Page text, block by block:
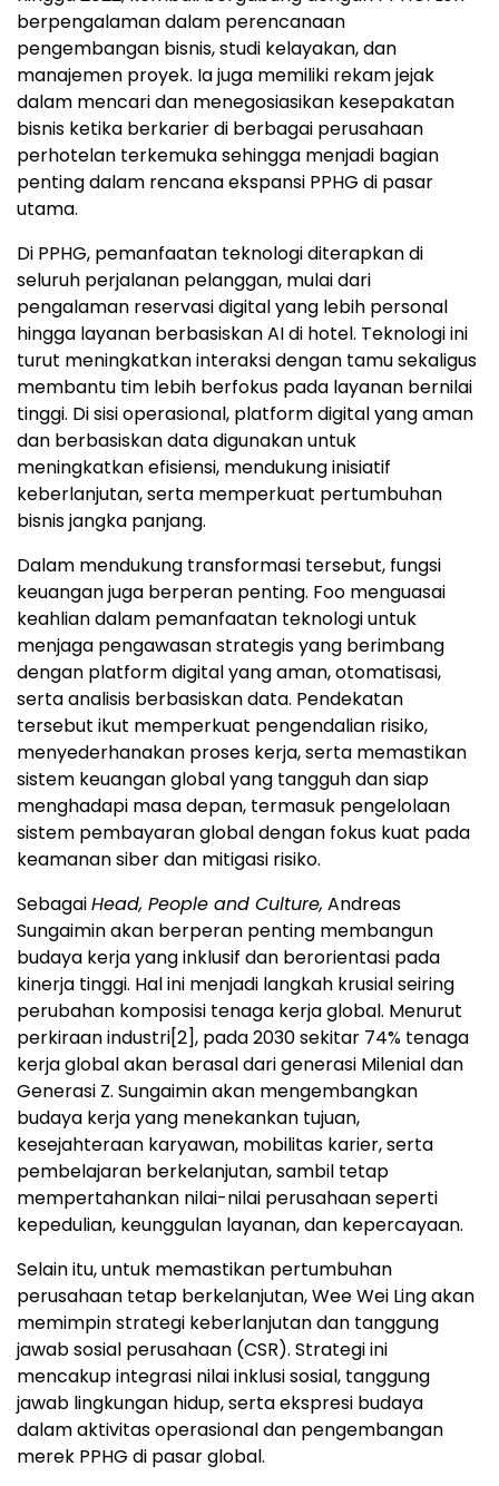
berpengalaman dalam perencanaan
pengembangan bisnis, studi kelayakan, dan
manajemen proyek. Ia juga memiliki rekam jejak
dalam mencari dan menegosiasikan kesepakatan
bisnis ketika berkarier di berbagai perusahaan
perhotelan terkemuka sehingga menjadi bagian
penting dalam rencana ekspansi PPHG di pasar
utama.
Di PPHG, pemanfaatan teknologi diterapkan di
seluruh perjalanan pelanggan, mulai dari
pengalaman reservasi digital yang lebih personal
hingga layanan berbasiskan AI di hotel. Teknologi ini
turut meningkatkan interaksi dengan tamu sekaligus
membantu tim lebih berfokus pada layanan bernilai
tinggi. Di sisi operasional, platform digital yang aman
dan berbasiskan data digunakan untuk
meningkatkan efisiensi, mendukung inisiatif
keberlanjutan, serta memperkuat pertumbuhan
bisnis jangka panjang.
Dalam mendukung transformasi tersebut, fungsi
keuangan juga berperan penting. Foo menguasai
keahlian dalam pemanfaatan teknologi untuk
menjaga pengawasan strategis yang berimbang
dengan platform digital yang aman, otomatisasi,
serta analisis berbasiskan data. Pendekatan
tersebut ikut memperkuat pengendalian risiko,
menyederhanakan proses kerja, serta memastikan
sistem keuangan global yang tangguh dan siap
menghadapi masa depan, termasuk pengelolaan
sistem pembayaran global dengan fokus kuat pada
keamanan siber dan mitigasi risiko.
SebagaiHead, People and Culture, Andreas
Sungaimin akan berperan penting membangun
budaya kerja yang inklusif dan berorientasi pada
kinerja tinggi. Hal ini menjadi langkah krusial seiring
perubahan komposisi tenaga kerja global. Menurut
perkiraan industri[2], pada 2030 sekitar 74% tenaga
kerja global akan berasal dari generasi Milenial dan
Generasi Z. Sungaimin akan mengembangkan
budaya kerja yang menekankan tujuan,
kesejahteraan karyawan, mobilitas karier, serta
pembelajaran berkelanjutan, sambil tetap
mempertahankan nilai-nilai perusahaan seperti
kepedulian, keunggulan layanan, dan kepercayaan.
Selain itu, untuk memastikan pertumbuhan
perusahaan tetap berkelanjutan, Wee Wei Ling akan
memimpin strategi keberlanjutan dan tanggung
jawab sosial perusahaan (CSR). Strategi ini
mencakup integrasi nilai inklusi sosial, tanggung
jawab lingkungan hidup, serta ekspresi budaya
dalam aktivitas operasional dan pengembangan
merek PPHG di pasar global.